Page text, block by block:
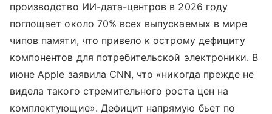
производство ИИ-дата-центров в 2026 году
поглощает около 70% всех выпускаемых в мире
чипов памяти, что привело к острому дефициту
компонентов для потребительской электроники. В
июне Apple заявила CNN, что «никогда прежде не
видела такого стремительного роста цен на
комплектующие». Дефицит напрямую бьет по